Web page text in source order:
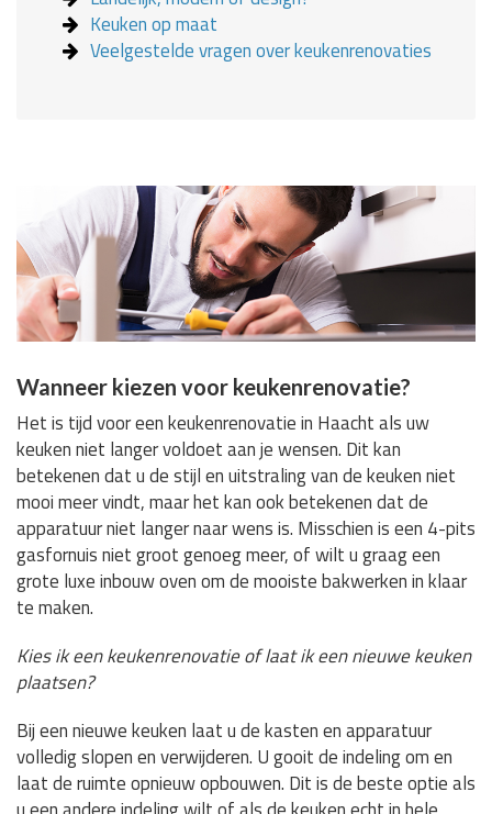
Keuken op maat
Veelgestelde vragen over keukenrenovaties
Wanneer kiezen voor keukenrenovatie?
Het is tijd voor een keukenrenovatie in Haacht als uw
keuken niet langer voldoet aan je wensen. Dit kan
betekenen dat u de stijl en uitstraling van de keuken niet
mooi meer vindt, maar het kan ook betekenen dat de
apparatuur niet langer naar wens is. Misschien is een 4-pits
gasfornuis niet groot genoeg meer, of wilt u graag een
grote luxe inbouw oven om de mooiste bakwerken in klaar
te maken.
Kies ik een keukenrenovatie of laat ik een nieuwe keuken
plaatsen?
Bij een nieuwe keuken laat u de kasten en apparatuur
volledig slopen en verwijderen. U gooit de indeling om en
laat de ruimte opnieuw opbouwen. Dit is de beste optie als